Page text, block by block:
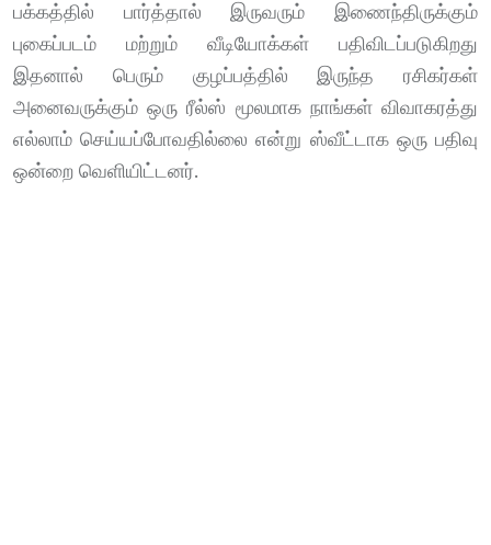
பக்கத்தில் பார்த்தால் இருவரும் இணைந்திருக்கும்
புகைப்படம் மற்றும் வீடியோக்கள் பதிவிடப்படுகிறது
இதனால் பெரும் குழப்பத்தில் இருந்த ரசிகர்கள்
அனைவருக்கும் ஒரு ரீல்ஸ் மூலமாக நாங்கள் விவாகரத்து
எல்லாம் செய்யப்போவதில்லை என்று ஸ்வீட்டாக ஒரு பதிவு
ஒன்றை வெளியிட்டனர்.